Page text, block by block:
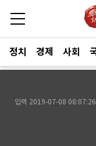
정치 경제 사회
입력 2019-07-08 08:07:26